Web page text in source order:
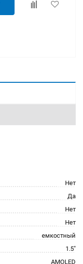
Нет
Да
Нет
Нет
емкостный
1.5"
AMOLED